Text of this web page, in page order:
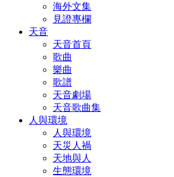
海外文集
見證專欄
天音
天音首頁
歌曲
樂曲
歌譜
天音劇場
天音歌曲集
人與環境
人與環境
天災人禍
天地與人
生態環境